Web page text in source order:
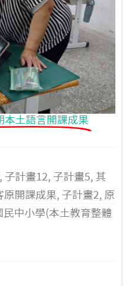
本土語言開課成果
子計畫12, 子計畫5, 其
開課成果, 子計畫2, 原
中小學(本土教育整體